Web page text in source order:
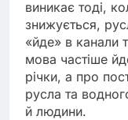
виникає тоді,
знижується,
«йде» в канали
мова частіше
річки, а про
русла та
й людини.